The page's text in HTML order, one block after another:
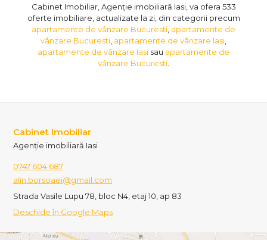
Cabinet Imobiliar, Agenție imobiliară Iasi, va ofera 533
oferte imobiliare, actualizate la zi, din categorii precum
apartamente de vânzare Bucuresti apartamente de
vânzare Bucuresti apartamente de vânzare Iasi
apartamente de vânzare Iasi sau apartamente de
vânzare Bucuresti
Cabinet Imobiliar
Agenție imobiliară Iasi
0747 604 687
alin.borsoaei@gmail.com
Strada Vasile Lupu 78, bloc N4, etaj 10, ap 83
Deschide în Google Maps